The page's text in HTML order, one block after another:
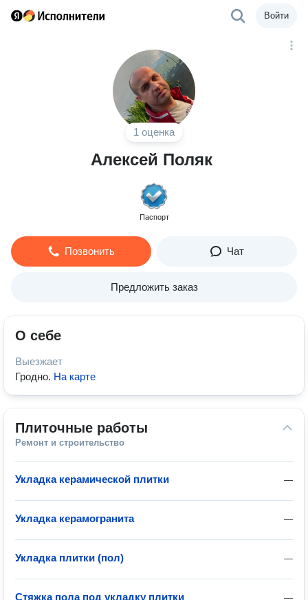
Войти
1 оценка
Алексей Поляк
Паспорт
Позвонить Чат
Предложить заказ
О себе
Выезжает
Гродно. На карте
Плиточные работы
Ремонт и строительство
—
Укладка керамической плитки
—
Укладка керамогранита
—
Укладка плитки (пол)
—
Стяжка пола под укладку плитки